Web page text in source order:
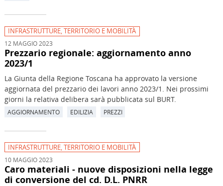
INFRASTRUTTURE, TERRITORIO E MOBILITÀ
12 MAGGIO 2023
Prezzario regionale: aggiornamento anno
2023/1
La Giunta della Regione Toscana ha approvato la versione
aggiornata del prezzario dei lavori anno 2023/1. Nei prossimi
giorni la relativa delibera sarà pubblicata sul BURT.
AGGIORNAMENTO EDILIZIA PREZZI
INFRASTRUTTURE, TERRITORIO E MOBILITÀ
10 MAGGIO 2023
Caro materiali - nuove disposizioni nella legge
di conversione del cd. D.L. PNRR